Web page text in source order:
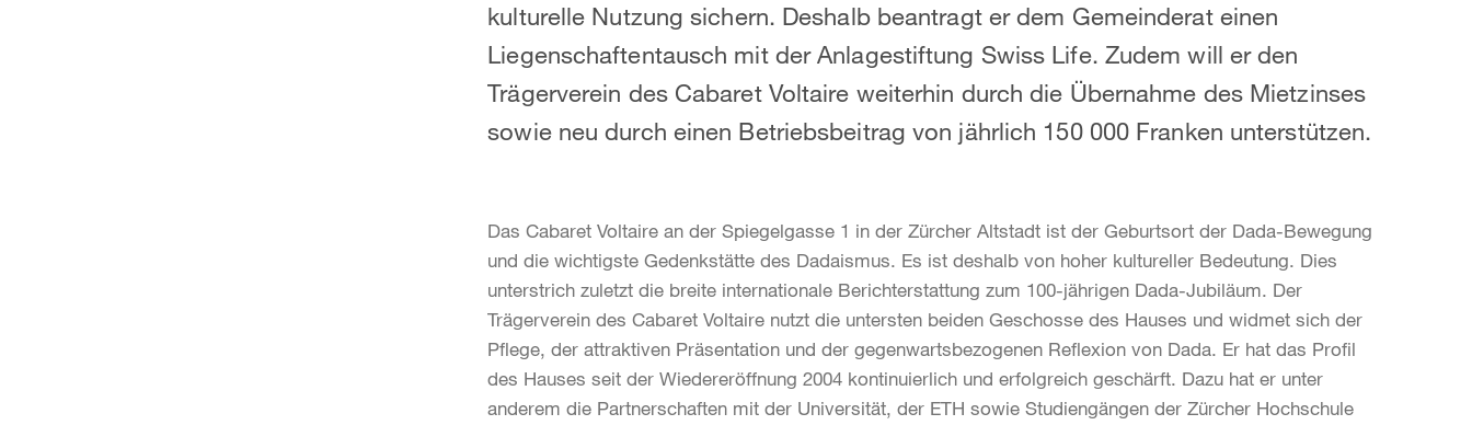
kulturelle Nutzung sichern. Deshalb beantragt er dem Gemeinderat einen
Liegenschaftentausch mit der Anlagestiftung Swiss Life. Zudem will er den
Trägerverein des Cabaret Voltaire weiterhin durch die Übernahme des Mietzinses
sowie neu durch einen Betriebsbeitrag von jährlich 150 000 Franken unterstützen.
Das Cabaret Voltaire an der Spiegelgasse 1 in der Zürcher Altstadt ist der Geburtsort der Dada-Bewegung
und die wichtigste Gedenkstätte des Dadaismus. Es ist deshalb von hoher kultureller Bedeutung. Dies
unterstrich zuletzt die breite internationale Berichterstattung zum 100-jährigen Dada-Jubiläum. Der
Trägerverein des Cabaret Voltaire nutzt die untersten beiden Geschosse des Hauses und widmet sich der
Pflege, der attraktiven Präsentation und der gegenwartsbezogenen Reflexion von Dada. Er hat das Profil
des Hauses seit der Wiedereröffnung 2004 kontinuierlich und erfolgreich geschärft. Dazu hat er unter
anderem die Partnerschaften mit der Universität, der ETH sowie Studiengängen der Zürcher Hochschule